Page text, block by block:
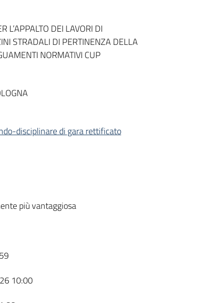
L’APPALTO DEI LAVORI DI
STRADALI DI PERTINENZA DELLA
NORMATIVI CUP
disciplinare di gara rettificato
più vantaggiosa
10:00